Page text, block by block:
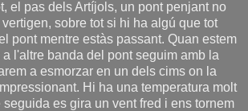
el pas dels Artíjols, un pont penjant no
sobre tot si hi ha algú que tot
pont mentre estàs passant. Quan estem
l'altre banda del pont seguim amb la
a esmorzar en un dels cims on la
Hi ha una temperatura molt
es gira un vent fred i ens tornem